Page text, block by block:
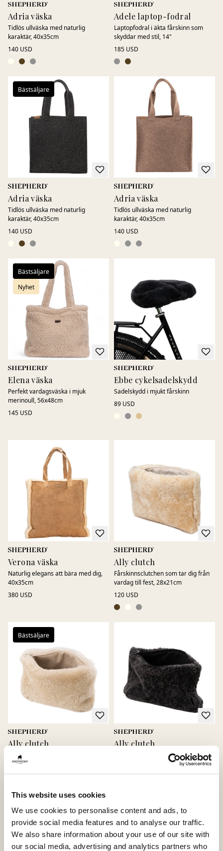
This website uses cookies
We use cookies to personalise content and ads, to
provide social media features and to analyse our traffic.
We also share information about your use of our site with
our social media, advertising and analytics partners who
Adria väska
Tidlös ullväska med naturlig
karaktär, 40x35cm
140 USD
Adele laptop-fodral
Laptopfodral i äkta fårskinn som
skyddar med stil, 14"
185 USD
Bästsäljare
Adria väska
Tidlös ullväska med naturlig
karaktär, 40x35cm
140 USD
Adria väska
Tidlös ullväska med naturlig
karaktär, 40x35cm
140 USD
Bästsäljare
Nyhet
Elena väska
Perfekt vardagsväska i mjuk
merinoull, 56x48cm
145 USD
Ebbe cykelsadelskydd
Sadelskydd i mjukt fårskinn
89 USD
Verona väska
Naturlig elegans att bära med dig,
40x35cm
380 USD
Ally clutch
Fårskinnsclutchen som tar dig från
vardag till fest, 28x21cm
120 USD
Bästsäljare
Ally clutch
Fårskinnsclutchen som tar dig från
vardag till fest, 28x21cm
120 USD
Ally clutch
Fårskinnsclutchen som tar dig från
vardag till fest, 28x21cm
120 USD